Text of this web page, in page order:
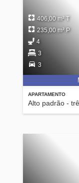
APARTAMENTO
Alto padrão -
406,00 m² T
235,00 m² P
4
3
3